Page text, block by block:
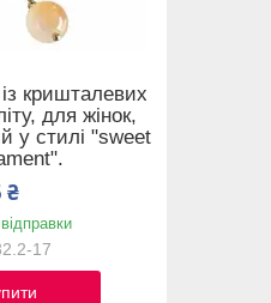
кришталевих
для жінок,
у стилі "sweet
₴
17